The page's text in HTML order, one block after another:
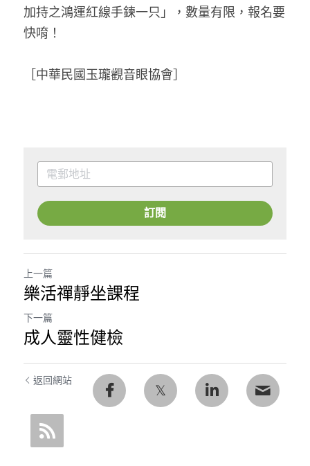
加持之鴻運紅線手鍊一只」，數量有限，報名要
快唷！
［中華民國玉瓏觀音眼協會］
訂閱
上一篇
樂活禪靜坐課程
下一篇
成人靈性健檢
返回網站